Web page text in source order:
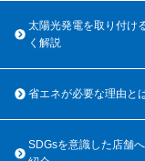
太陽光発電を取り付け
く解説
省エネが必要な理由と
SDGsを意識した店舗